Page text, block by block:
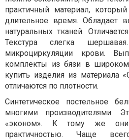
практичный материал,
длительное время. Обладает
натуральных тканей.
Текстура слегка
микроциркуляции крови.
комплекты из бязи в
купить изделия из материала «
отличаются по плотности.
Синтетическое постельное
многими производителями.
«эконом». К тому же они
практичностью. Чаще